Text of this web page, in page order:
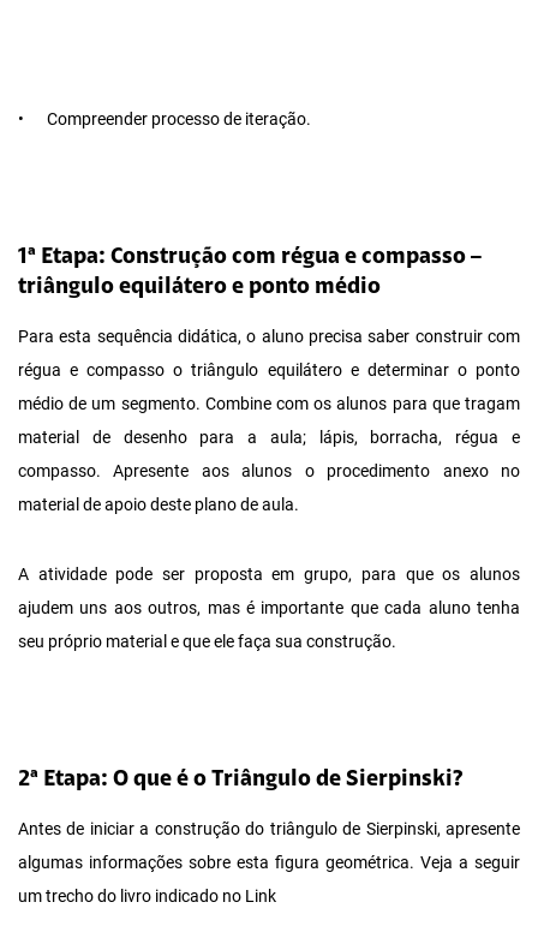
• Compreender processo de iteração.
1ª Etapa: Construção com régua e compasso –
triângulo equilátero e ponto médio
Para esta sequência didática, o aluno precisa saber construir com
régua e compasso o triângulo equilátero e determinar o ponto
médio de um segmento. Combine com os alunos para que tragam
material de desenho para a aula; lápis, borracha, régua e
compasso. Apresente aos alunos o procedimento anexo no
material de apoio deste plano de aula.
A atividade pode ser proposta em grupo, para que os alunos
ajudem uns aos outros, mas é importante que cada aluno tenha
seu próprio material e que ele faça sua construção.
2ª Etapa: O que é o Triângulo de Sierpinski?
Antes de iniciar a construção do triângulo de Sierpinski, apresente
algumas informações sobre esta figura geométrica. Veja a seguir
um trecho do livro indicado no Link